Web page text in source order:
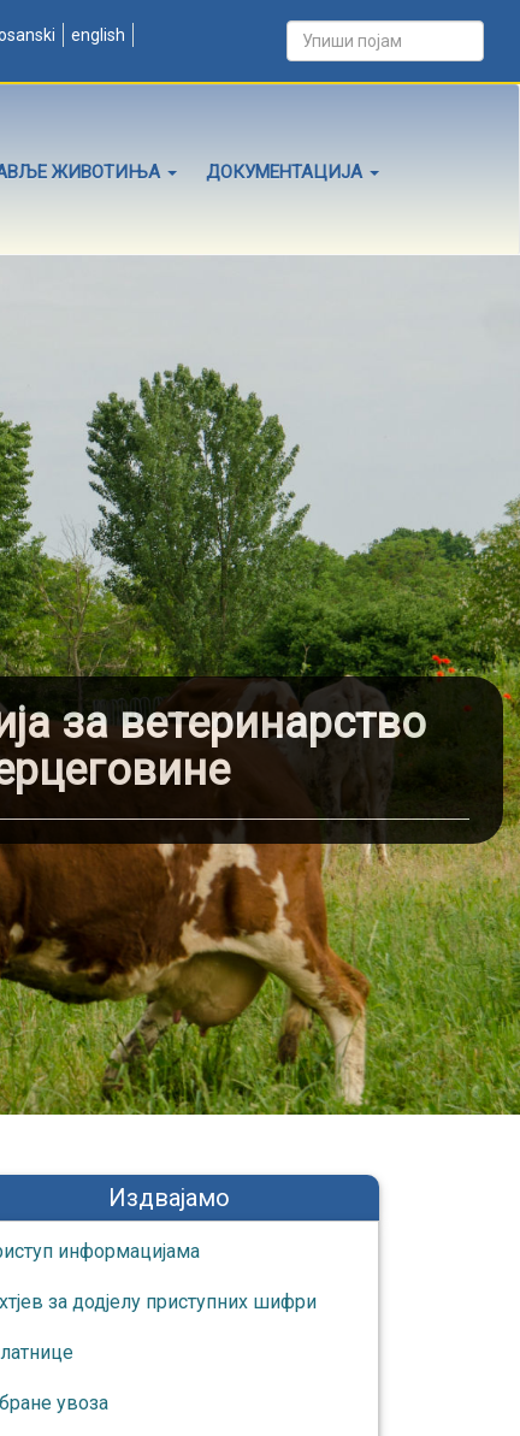
english
ЖИВОТИЊА ДОКУМЕНТАЦИЈА
за ветеринарство
Издвајамо
информaцијaмa
за додјелу приступних шифри
увоза